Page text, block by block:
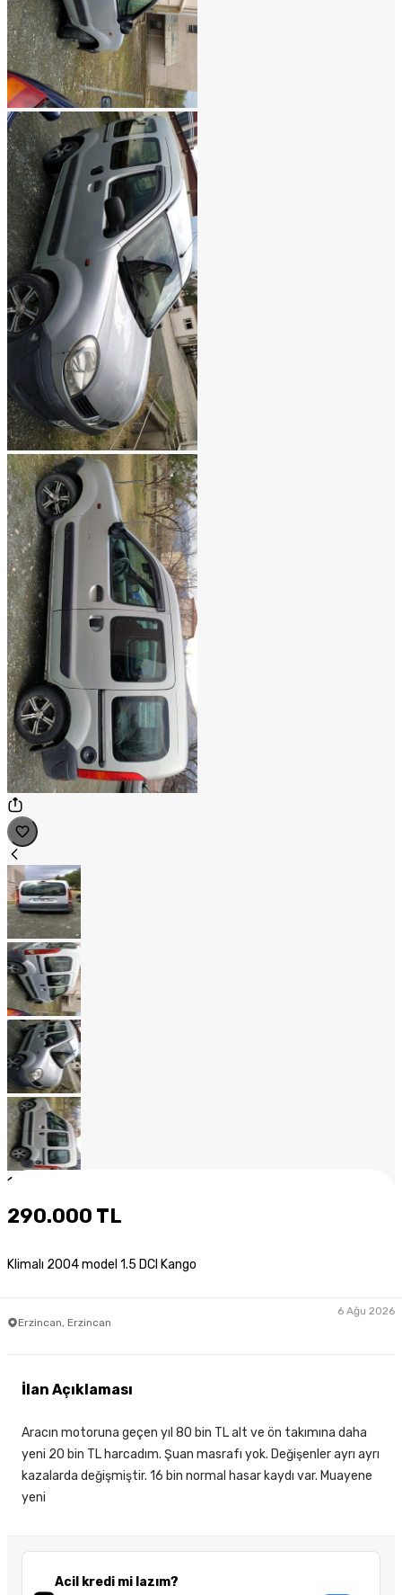
1
290.000 TL
Klimalı 2004 model 1.5 DCI Kango
Erzincan, Erzincan
6 Ağu 2026
Acil kredi mi lazım?
İlan Açıklaması
Aracın motoruna geçen yıl 80 bin TL alt ve ön takımına daha
yeni 20 bin TL harcadım. Şuan masrafı yok. Değişenler ayrı ayrı
kazalarda değişmiştir. 16 bin normal hasar kaydı var. Muayene
yeni